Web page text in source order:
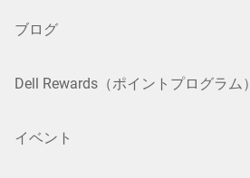
ブログ
Dell Rewards（ポイントプログラム）
イベント